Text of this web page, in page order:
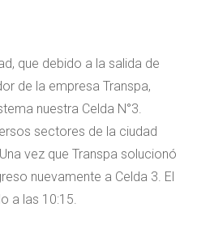
que debido a la salida de
de la empresa Transpa,
nuestra Celda N°3.
sectores de la ciudad
vez que Transpa solucionó
nuevamente a Celda 3. El
a las 10:15.